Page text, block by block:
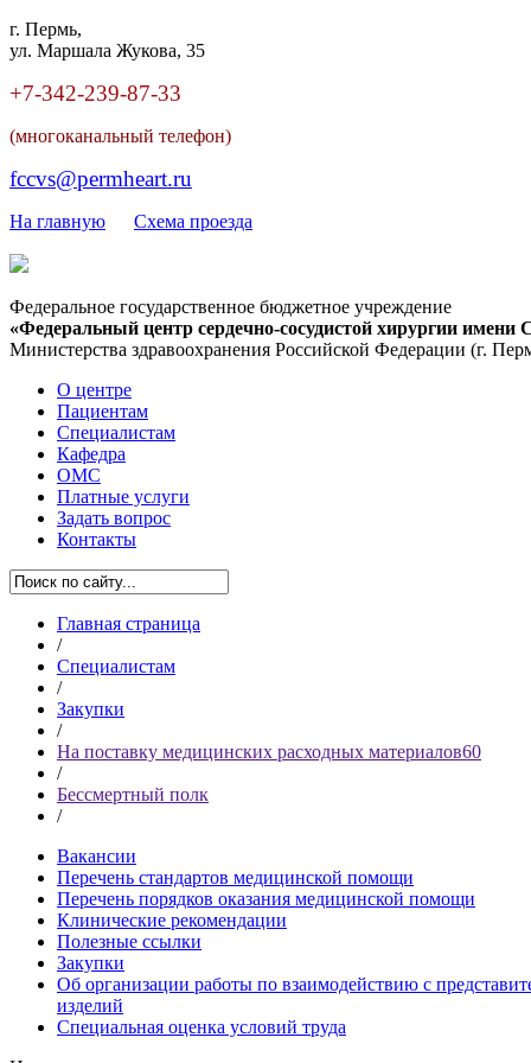
г. Пермь,
ул. Маршала Жукова, 35
+7-342-239-87-33
(многоканальный телефон)
fccvs@permheart.ru
На главную Cхема проезда
Федеральное государственное бюджетное учреждение
«Федеральный центр сердечно-сосудистой хирургии имени
Министерства здравоохранения Российской Федерации (г.
О центре
Пациентам
Специалистам
Кафедра
ОМС
Платные услуги
Задать вопрос
Контакты
Главная страница
/
Специалистам
/
Закупки
/
На поставку медицинских расходных материалов60
/
Бессмертный полк
/
Вакансии
Перечень стандартов медицинской помощи
Перечень порядков оказания медицинской помощи
Клинические рекомендации
Полезные ссылки
Закупки
Об организации работы по взаимодействию с
изделий
Специальная оценка условий труда